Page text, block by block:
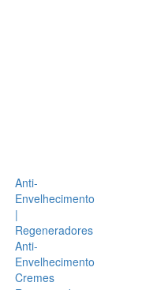
Anti-
Envelhecimento
|
Regeneradores
Anti-
Envelhecimento
Cremes